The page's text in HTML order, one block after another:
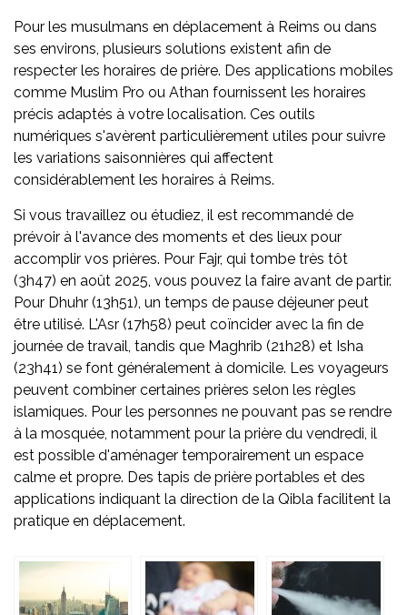
Pour les musulmans en déplacement à Reims ou dans
ses environs, plusieurs solutions existent afin de
respecter les horaires de prière. Des applications mobiles
comme Muslim Pro ou Athan fournissent les horaires
précis adaptés à votre localisation. Ces outils
numériques s'avèrent particulièrement utiles pour suivre
les variations saisonnières qui affectent
considérablement les horaires à Reims.
Si vous travaillez ou étudiez, il est recommandé de
prévoir à l'avance des moments et des lieux pour
accomplir vos prières. Pour Fajr, qui tombe très tôt
(3h47) en août 2025, vous pouvez la faire avant de partir.
Pour Dhuhr (13h51), un temps de pause déjeuner peut
être utilisé. L'Asr (17h58) peut coïncider avec la fin de
journée de travail, tandis que Maghrib (21h28) et Isha
(23h41) se font généralement à domicile. Les voyageurs
peuvent combiner certaines prières selon les règles
islamiques. Pour les personnes ne pouvant pas se rendre
à la mosquée, notamment pour la prière du vendredi, il
est possible d'aménager temporairement un espace
calme et propre. Des tapis de prière portables et des
applications indiquant la direction de la Qibla facilitent la
pratique en déplacement.